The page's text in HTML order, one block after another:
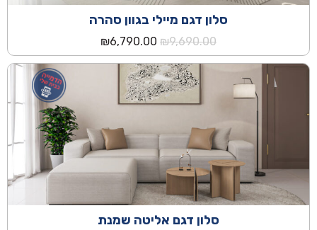
סלון דגם מיילי בגוון סהרה
₪9,690.00
המחיר
המקורי
היה:
₪9,690.00.
₪6,790.00
הנוכחי
הוא:
₪6,790.00.
סלון דגם אליטה שמנת